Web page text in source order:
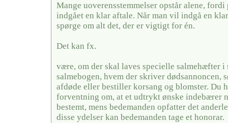
Mange uoverensstemmelser opstår alene,
indgået en klar aftale. Når man vil indgå en
spørge om alt det, der er vigtigt for én.
Det kan fx.
være, om der skal laves specielle salmehæfter i
salmebogen, hvem der skriver
afdøde eller bestiller korsang og blomster. Du
forventning om, at et udtrykt ønske indebærer
bestemt, mens bedemanden opfatter det
disse ydelser kan bedemanden tage et honorar.